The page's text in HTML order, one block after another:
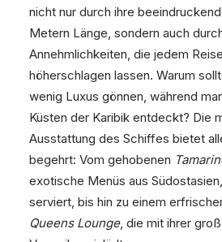
nicht nur durch ihre
Metern Länge, sondern auch
Annehmlichkeiten, die jedem
höherschlagen lassen. Warum
wenig Luxus gönnen, während
Küsten der Karibik entdeckt? Die
Ausstattung des Schiffes bietet
begehrt: Vom gehobenen
exotische Menüs aus
serviert, bis hin zu einem
Queens Lounge, die mit ihrer